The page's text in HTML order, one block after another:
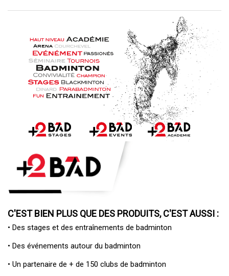
C'EST BIEN PLUS QUE DES PRODUITS, C'EST AUSSI :
• Des stages et des entraînements de badminton
• Des événements autour du badminton
• Un partenaire de + de 150 clubs de badminton